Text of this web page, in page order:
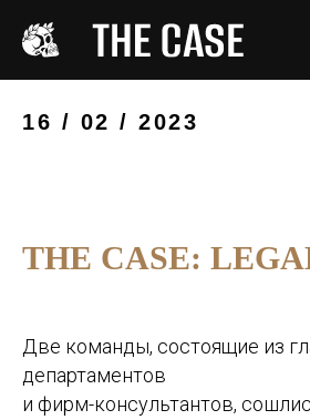
16 / 02 / 2023
THE CASE:
Две команды, состоящие из
департаментов
и фирм-консультантов,